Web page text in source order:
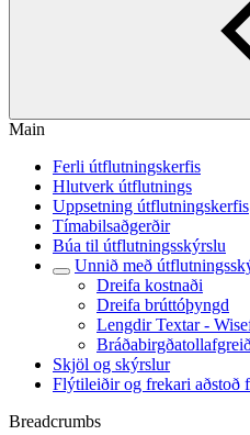
Main
Ferli útflutningskerfis
Hlutverk útflutnings
Uppsetning útflutningskerfis
Tímabilsaðgerðir
Búa til útflutningsskýrslu
Unnið með
Dreifa kostnaði
Dreifa brúttóþyngd
Lengdir Textar -
Skjöl og skýrslur
Flýtileiðir og frekari aðstoð
Breadcrumbs